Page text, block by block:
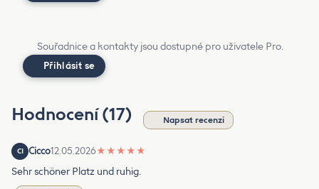
Souřadnice a kontakty jsou dostupné pro uživatele Pro.
Přihlásit se
Hodnocení (17) Napsat recenzi
CI Cicco12.05.2026★ ★ ★ ★ ★
Sehr schöner Platz und ruhig.